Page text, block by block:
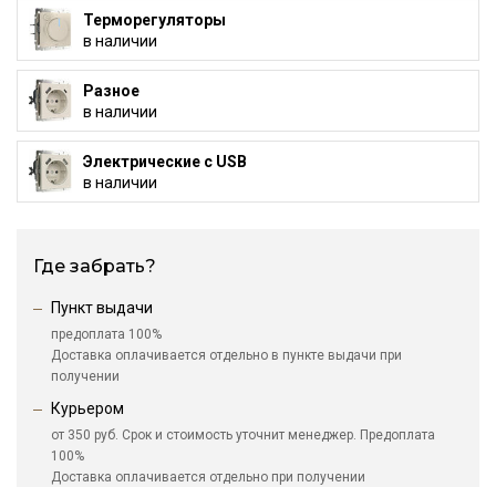
Терморегуляторы
в наличии
Разное
в наличии
Электрические с USB
в наличии
Где забрать?
Пункт выдачи
предоплата 100%
Доставка оплачивается отдельно в пункте выдачи при
получении
Курьером
от 350 руб. Срок и стоимость уточнит менеджер. Предоплата
100%
Доставка оплачивается отдельно при получении